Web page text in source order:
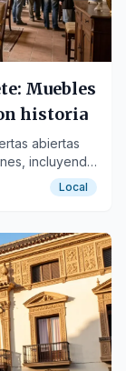
Muebles
historia
abiertas
incluyendo
Local